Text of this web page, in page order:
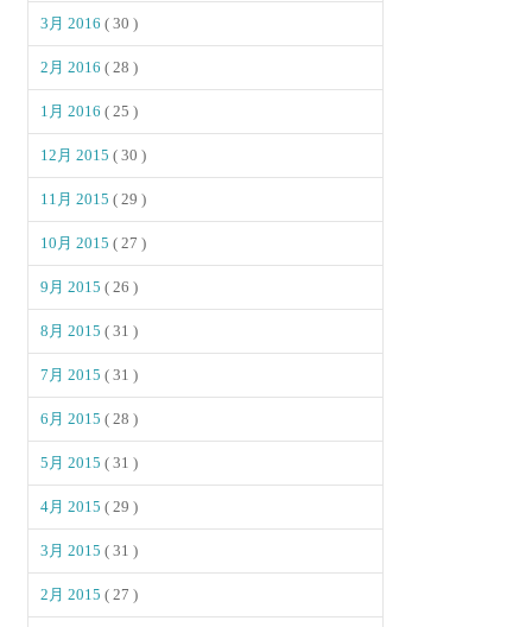
3月 2016( 30 )
2月 2016( 28 )
1月 2016( 25 )
12月 2015( 30 )
11月 2015( 29 )
10月 2015( 27 )
9月 2015( 26 )
8月 2015( 31 )
7月 2015( 31 )
6月 2015( 28 )
5月 2015( 31 )
4月 2015( 29 )
3月 2015( 31 )
2月 2015( 27 )